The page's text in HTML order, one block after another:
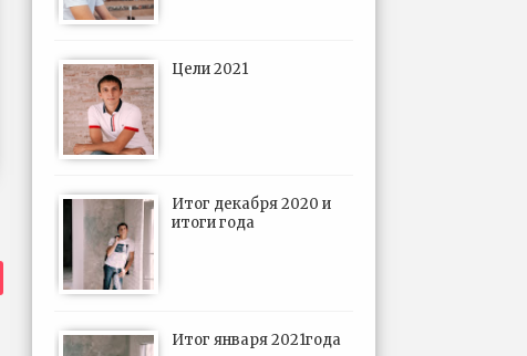
Цели 2021
Итог декабря 2020 и
итоги года
Итог января 2021года